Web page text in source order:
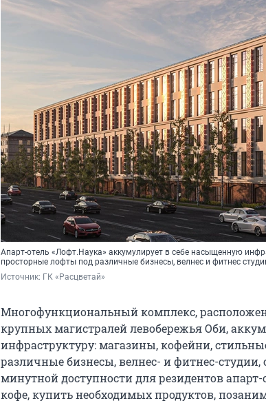
Апарт-отель «Лофт.Наука» аккумулирует в себе насыщенную
просторные лофты под различные бизнесы, велнес и фитнес
Источник: ГК «Расцветай»
Многофункциональный комплекс,
крупных магистралей левобережья Оби,
инфраструктуру: магазины, кофейни,
различные бизнесы, велнес- и фитнес-
минутной доступности для резидентов
кофе, купить необходимых продуктов,